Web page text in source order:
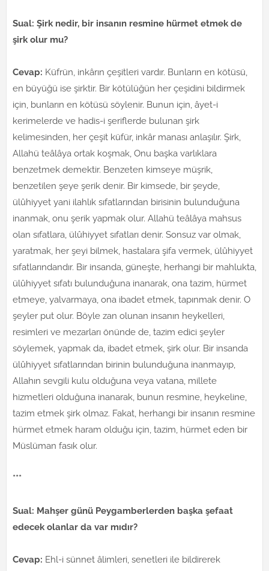
Sual: Şirk nedir, bir insanın resmine hürmet etmek de
şirk olur mu?
Cevap: Küfrün, inkârın çeşitleri vardır. Bunların en kötüsü,
en büyüğü ise şirktir. Bir kötülüğün her çeşidini bildirmek
için, bunların en kötüsü söylenir. Bunun için, âyet-i
kerimelerde ve hadis-i şeriflerde bulunan şirk
kelimesinden, her çeşit küfür, inkâr manası anlaşılır. Şirk,
Allahü teâlâya ortak koşmak, Onu başka varlıklara
benzetmek demektir. Benzeten kimseye müşrik,
benzetilen şeye şerik denir. Bir kimsede, bir şeyde,
ülûhiyyet yani ilahlık sıfatlarından birisinin bulunduğuna
inanmak, onu şerik yapmak olur. Allahü teâlâya mahsus
olan sıfatlara, ülûhiyyet sıfatları denir. Sonsuz var olmak,
yaratmak, her şeyi bilmek, hastalara şifa vermek, ülûhiyyet
sıfatlarındandır. Bir insanda, güneşte, herhangi bir mahlukta,
ülûhiyyet sıfatı bulunduğuna inanarak, ona tazim, hürmet
etmeye, yalvarmaya, ona ibadet etmek, tapınmak denir. O
şeyler put olur. Böyle zan olunan insanın heykelleri,
resimleri ve mezarları önünde de, tazim edici şeyler
söylemek, yapmak da, ibadet etmek, şirk olur. Bir insanda
ülûhiyyet sıfatlarından birinin bulunduğuna inanmayıp,
Allahın sevgili kulu olduğuna veya vatana, millete
hizmetleri olduğuna inanarak, bunun resmine, heykeline,
tazim etmek şirk olmaz. Fakat, herhangi bir insanın resmine
hürmet etmek haram olduğu için, tazim, hürmet eden bir
Müslüman fasık olur.
***
Sual: Mahşer günü Peygamberlerden başka şefaat
edecek olanlar da var mıdır?
Cevap: Ehl-i sünnet âlimleri, senetleri ile bildirerek